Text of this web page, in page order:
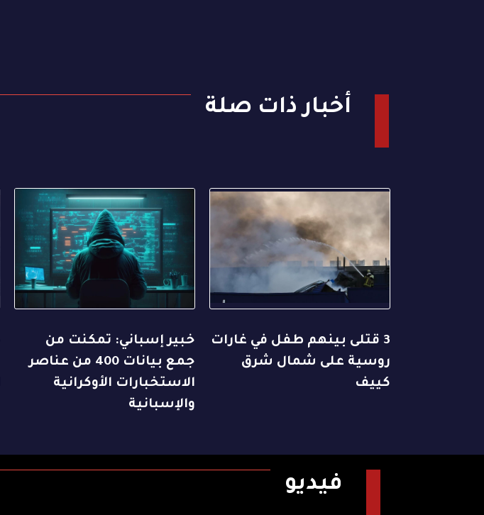
أخبار ذات صلة
3 قتلى بينهم طفل في غارات
روسية على شمال شرق
كييف
خبير إسباني: تمكنت من
جمع بيانات 400 من عناصر
الاستخبارات الأوكرانية
والإسبانية
فيديو